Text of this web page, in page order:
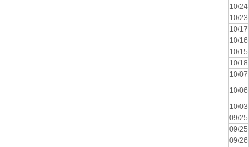
10/24
10/23
10/17
10/16
10/15
10/18
10/07
10/06
10/03
09/25
09/25
09/26